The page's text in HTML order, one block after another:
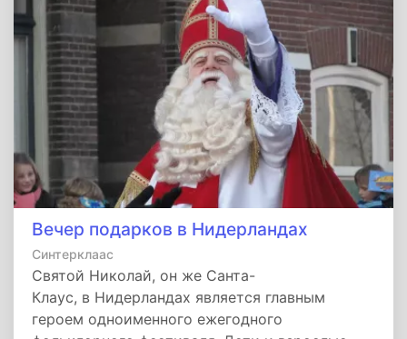
Вечер подарков в Нидерландах
Синтерклаас
Святой Николай, он же Санта-
Клаус, в Нидерландах является главным
героем одноименного ежегодного